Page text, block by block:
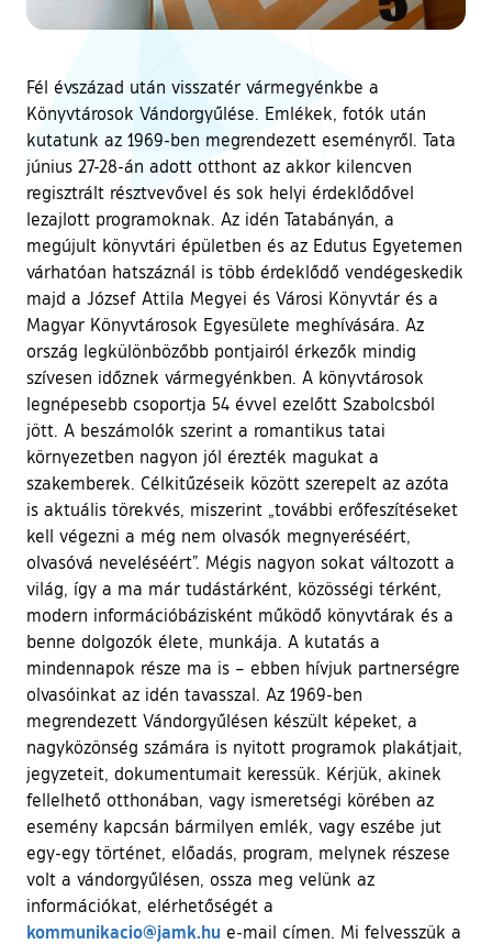
Fél évszázad után visszatér vármegyénkbe a
Könyvtárosok Vándorgyűlése. Emlékek, fotók után
kutatunk az 1969-ben megrendezett eseményről. Tata
június 27-28-án adott otthont az akkor kilencven
regisztrált résztvevővel és sok helyi érdeklődővel
lezajlott programoknak. Az idén Tatabányán, a
megújult könyvtári épületben és az Edutus Egyetemen
várhatóan hatszáznál is több érdeklődő vendégeskedik
majd a József Attila Megyei és Városi Könyvtár és a
Magyar Könyvtárosok Egyesülete meghívására. Az
ország legkülönbözőbb pontjairól érkezők mindig
szívesen időznek vármegyénkben. A könyvtárosok
legnépesebb csoportja 54 évvel ezelőtt Szabolcsból
jött. A beszámolók szerint a romantikus tatai
környezetben nagyon jól érezték magukat a
szakemberek. Célkitűzéseik között szerepelt az azóta
is aktuális törekvés, miszerint „további erőfeszítéseket
kell végezni a még nem olvasók megnyeréséért,
olvasóvá neveléséért”. Mégis nagyon sokat változott a
világ, így a ma már tudástárként, közösségi térként,
modern információbázisként működő könyvtárak és a
benne dolgozók élete, munkája. A kutatás a
mindennapok része ma is – ebben hívjuk partnerségre
olvasóinkat az idén tavasszal. Az 1969-ben
megrendezett Vándorgyűlésen készült képeket, a
nagyközönség számára is nyitott programok plakátjait,
jegyzeteit, dokumentumait keressük. Kérjük, akinek
fellelhető otthonában, vagy ismeretségi körében az
esemény kapcsán bármilyen emlék, vagy eszébe jut
egy-egy történet, előadás, program, melynek részese
volt a vándorgyűlésen, ossza meg velünk az
információkat, elérhetőségét a
kommunikacio@jamk.hu e-mail címen. Mi felvesszük a